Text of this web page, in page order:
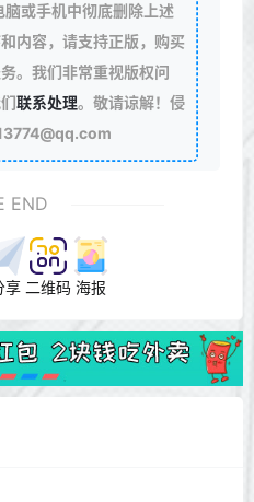
或手机中彻底删除上述
内容，请支持正版，购买
。我们非常重视版权问
联系处理。敬请谅解！侵
END
享 二维码 海报